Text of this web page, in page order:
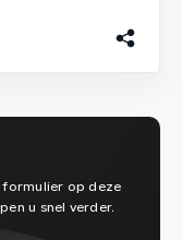
formulier op deze
u snel verder.